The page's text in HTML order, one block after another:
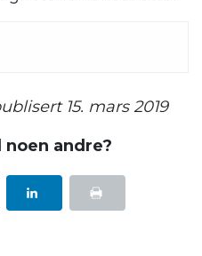
15. mars 2019
andre?